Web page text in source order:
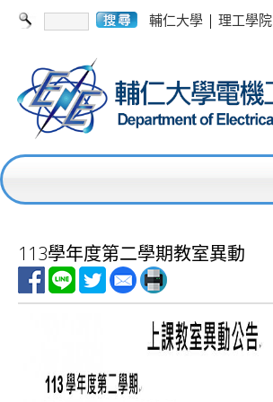
輔仁大學 | 理工學院
113學年度第二學期教室異動